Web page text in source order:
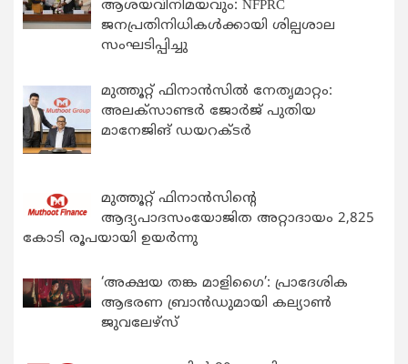
ആശയവിനിമയവും: NFPRC
ജനപ്രതിനിധികൾക്കായി ശില്പശാല
സംഘടിപ്പിച്ചു
മുത്തൂറ്റ് ഫിനാൻസിൽ നേതൃമാറ്റം:
അലക്സാണ്ടർ ജോർജ് പുതിയ
മാനേജിങ് ഡയറക്ടർ
മുത്തൂറ്റ് ഫിനാൻസിന്റെ
ആദ്യപാദസംയോജിത അറ്റാദായം 2,825
കോടി രൂപയായി ഉയർന്നു
‘അക്ഷയ തങ്ക മാളിഗൈ’: പ്രാദേശിക
ആഭരണ ബ്രാന്‍ഡുമായി കല്യാണ്‍
ജുവലേഴ്‌സ്